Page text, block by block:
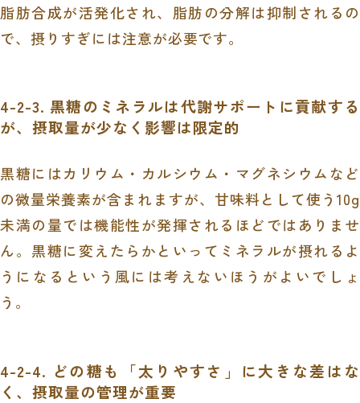
脂肪合成が活発化され、脂肪の分解は抑制されるの
で、摂りすぎには注意が必要です。
4-2-3. 黒糖のミネラルは代謝サポートに貢献する
が、摂取量が少なく影響は限定的
黒糖にはカリウム・カルシウム・マグネシウムなど
の微量栄養素が含まれますが、甘味料として使う10g
未満の量では機能性が発揮されるほどではありませ
ん。黒糖に変えたらかといってミネラルが摂れるよ
うになるという風には考えないほうがよいでしょ
う。
4-2-4. どの糖も「太りやすさ」に大きな差はな
く、摂取量の管理が重要